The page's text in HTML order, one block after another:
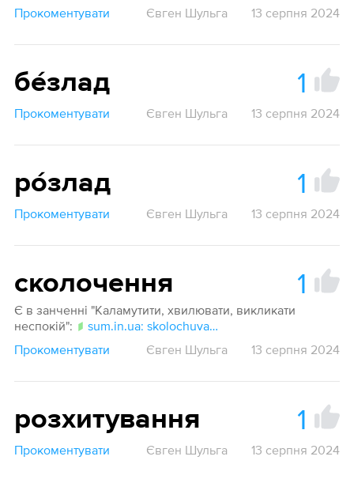
Прокоментувати
Євген Шульга 13 серпня 2024
бе́злад 1
Прокоментувати Євген Шульга 13 серпня 2024
ро́злад 1
Прокоментувати Євген Шульга 13 серпня 2024
сколочення 1
Є в занченні "Каламутити, хвилювати, викликати
неспокій":
sum.in.ua: skolochuvaty
Прокоментувати
Євген Шульга 13 серпня 2024
розхитування 1
Прокоментувати Євген Шульга 13 серпня 2024